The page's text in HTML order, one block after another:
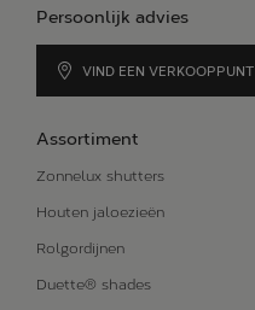
Persoonlijk advies
VIND EEN VERKOOPPUNT
Assortiment
Zonnelux shutters
Houten jaloezieën
Rolgordijnen
Duette® shades